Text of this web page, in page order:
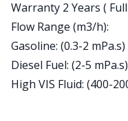
Warranty 2 Years (
Flow Range (m3/h):
Gasoline: (0.3-2
Diesel Fuel: (2-5
High VIS Fluid: (400-